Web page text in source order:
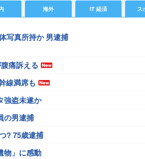
海外 IT 経済 ス
写真所持か 男逮捕
痛訴える
線満席も
強盗未遂か
の男逮捕
? 75歳逮捕
物」に感動